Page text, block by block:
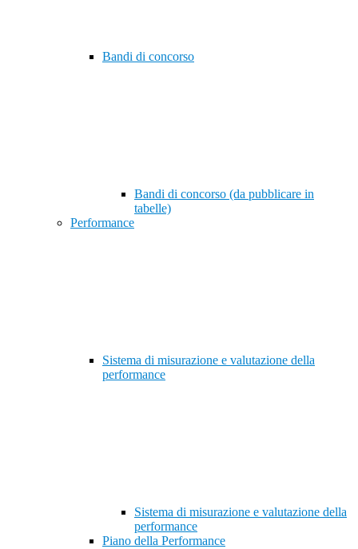
Bandi di concorso
Bandi di concorso (da pubblicare in
tabelle)
Performance
Sistema di misurazione e valutazione della
performance
Sistema di misurazione e valutazione della
performance
Piano della Performance